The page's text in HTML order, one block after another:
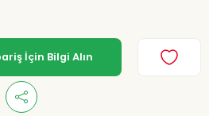
İçin Bilgi Alın